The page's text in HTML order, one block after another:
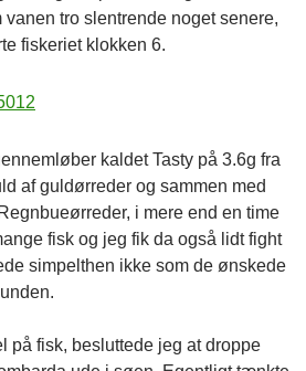
tro slentrende noget senere,
fiskeriet klokken 6.
kaldet Tasty på 3.6g fra
af guldørreder og sammen med
i mere end en time
fisk og jeg fik da også lidt fight
simpelthen ikke som de ønskede
på fisk, besluttede jeg at droppe